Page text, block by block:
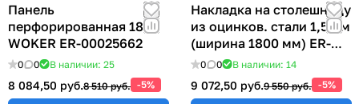
Панель
перфорированная 1800
WOKER ER-00025662
0 0 В наличии: 25
8 084,50 руб.8 510 руб. -5%
Накладка на столешницу
из оцинков. стали 1,5 мм
(ширина 1800 мм) ER-
00019003
0 0 В наличии: 14
9 072,50 руб.9 550 руб. -5%